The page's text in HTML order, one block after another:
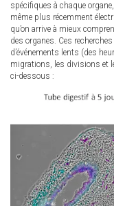
spécifiques à chaque
même plus récemment
qu’on arrive à mieux
des organes. Ces
d’événements lents (des
migrations, les divisions et
ci-dessous :